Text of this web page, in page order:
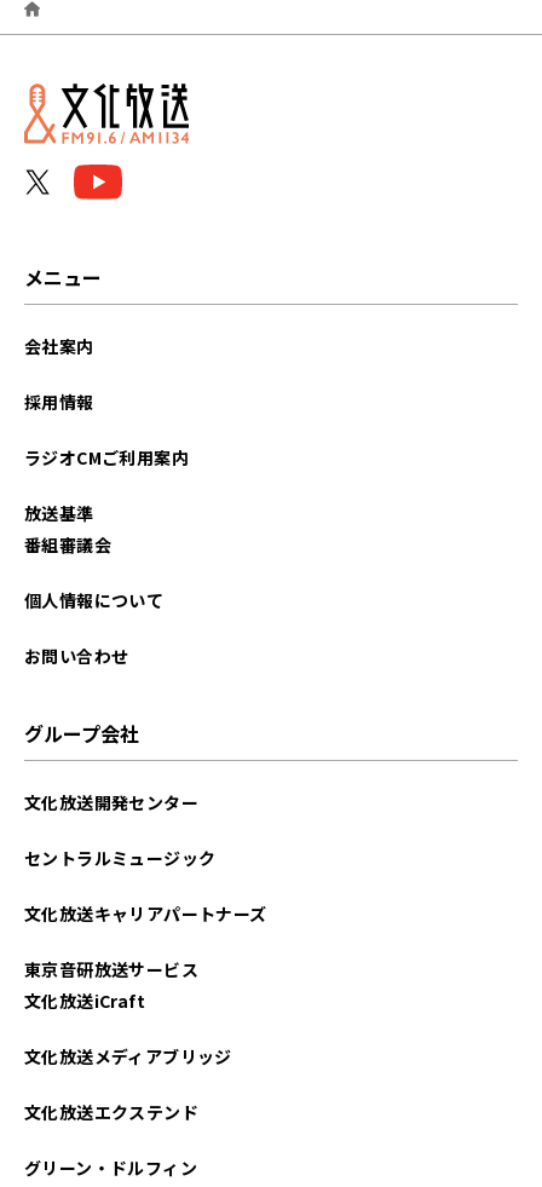
2026年03月
2026年02月
2025年05月
2025年02月
2024年09月
2024年08月
2024年07月
メニュー
会社案内
採用情報
ラジオCMご利用案内
放送基準
番組審議会
個人情報について
お問い合わせ
グループ会社
文化放送開発センター
セントラルミュージック
文化放送キャリアパートナーズ
東京音研放送サービス
文化放送iCraft
文化放送メディアブリッジ
文化放送エクステンド
グリーン・ドルフィン